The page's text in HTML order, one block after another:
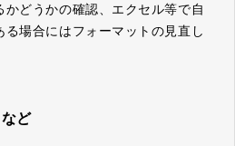
どうかの確認、エクセル等で自
場合にはフォーマットの見直し
ど